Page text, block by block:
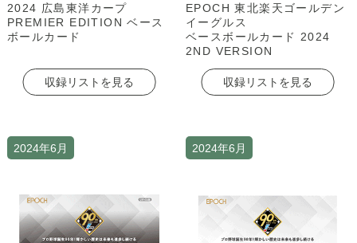
2024 広島東洋カープ
PREMIER EDITION ベース
ボールカード
収録リストを見る
EPOCH 東北楽天ゴールデン
イーグルス
ベースボールカード 2024
2ND VERSION
収録リストを見る
2024年6月 2024年6月